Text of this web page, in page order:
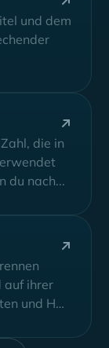
und dem
die in
du nach...
auf ihrer
und H6